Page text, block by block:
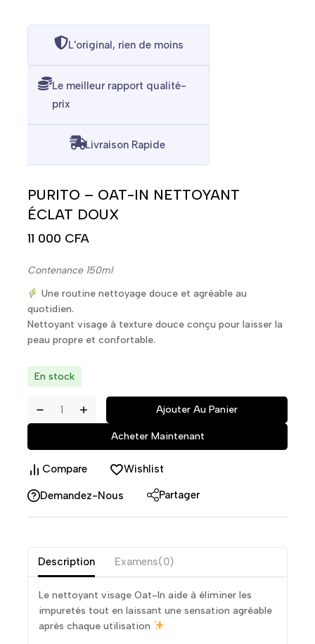
L'original, rien de moins
Le meilleur rapport qualité-
prix
Livraison Rapide
PURITO – OAT-IN NETTOYANT
ÉCLAT DOUX
11 000 CFA
Contenance 150ml
Une routine nettoyage douce et agréable au
quotidien.
Nettoyant visage à texture douce conçu pour laisser la
peau propre et confortable.
En stock
Ajouter Au Panier
Acheter Maintenant
Compare Wishlist
Demandez-Nous Partager
Description Examens(0)
Le nettoyant visage Oat-In aide à éliminer les
impuretés tout en laissant une sensation agréable
après chaque utilisation